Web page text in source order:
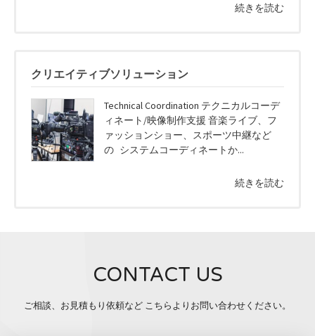
続きを読む
クリエイティブソリューション
Technical Coordination テクニカルコーデ
ィネート/映像制作支援 音楽ライブ、フ
ァッションショー、スポーツ中継など
の システムコーディネートか...
続きを読む
CONTACT US
ご相談、お見積もり依頼など こちらよりお問い合わせください。